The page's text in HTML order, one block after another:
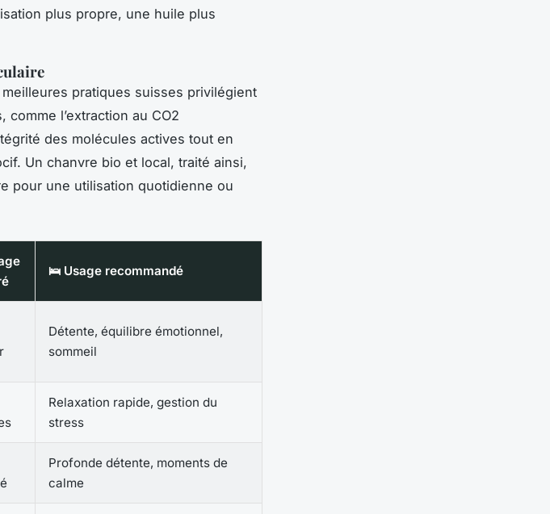
plus propre, une huile plus
pratiques suisses privilégient
l’extraction au CO2
des molécules actives tout en
Un chanvre bio et local, traité ainsi,
pour une utilisation quotidienne ou
🛌 Usage recommandé
Détente, équilibre émotionnel,
sommeil
Relaxation rapide, gestion du
stress
Profonde détente, moments de
calme